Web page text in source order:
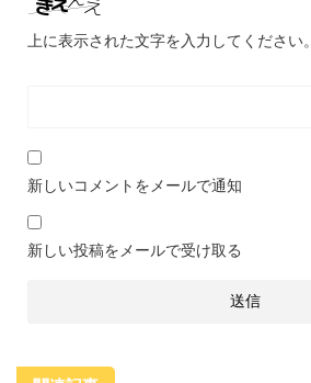
上に表示された文字を入力してください。
新しいコメントをメールで通知
新しい投稿をメールで受け取る